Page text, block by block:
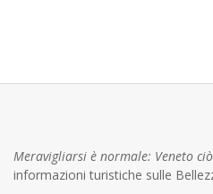
Meravigliarsi è normale: Veneto
informazioni turistiche sulle